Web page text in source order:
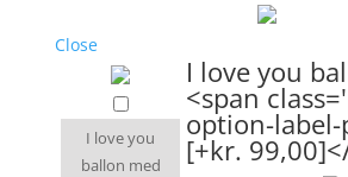
Close
I love you
ballon med
I love you
<span
option-
[+kr.